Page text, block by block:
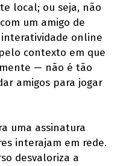
local; ou seja, não
um amigo de
interatividade online
contexto em que
— não é tão
amigos para jogar
uma assinatura
interajam em rede.
desvaloriza a